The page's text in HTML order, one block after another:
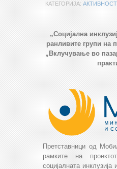
КАТЕГОРИЈА:
„Социјална
ранливите групи на
„Вклучување во
Претставници од
рамките на
социјалната